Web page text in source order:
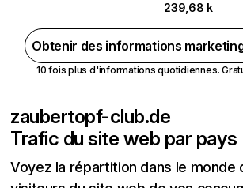
239,68 k
Obtenir des informations
10 fois plus d'informations quotidiennes.
zaubertopf-club.de
Trafic du site web par pays
Voyez la répartition dans le monde